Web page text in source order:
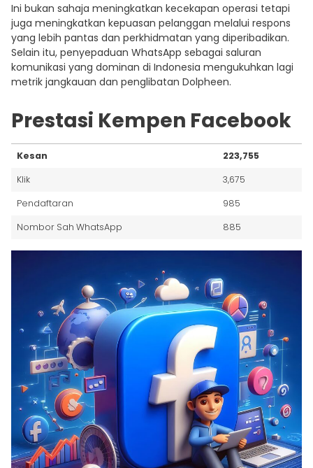
Ini bukan sahaja meningkatkan kecekapan operasi tetapi
juga meningkatkan kepuasan pelanggan melalui respons
yang lebih pantas dan perkhidmatan yang diperibadikan.
Selain itu, penyepaduan WhatsApp sebagai saluran
komunikasi yang dominan di Indonesia mengukuhkan lagi
metrik jangkauan dan penglibatan Dolpheen.
Prestasi Kempen Facebook
Kesan
223,755
Klik
3,675
Pendaftaran
985
Nombor Sah WhatsApp
885